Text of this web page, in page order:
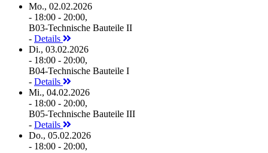
Mo., 02.02.2026
- 18:00 - 20:00,
B03-Technische Bauteile II
- Details
Di., 03.02.2026
- 18:00 - 20:00,
B04-Technische Bauteile I
- Details
Mi., 04.02.2026
- 18:00 - 20:00,
B05-Technische Bauteile III
- Details
Do., 05.02.2026
- 18:00 - 20:00,